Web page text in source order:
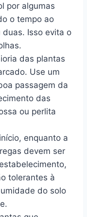
por algumas
o tempo ao
duas. Isso evita o
das plantas
Use um
passagem da
das
ou perlita
enquanto a
devem ser
tolerantes à
do solo